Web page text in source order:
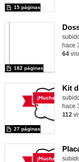
15 páginas
182 páginas
hace
64
Kit
27 páginas
hace
112